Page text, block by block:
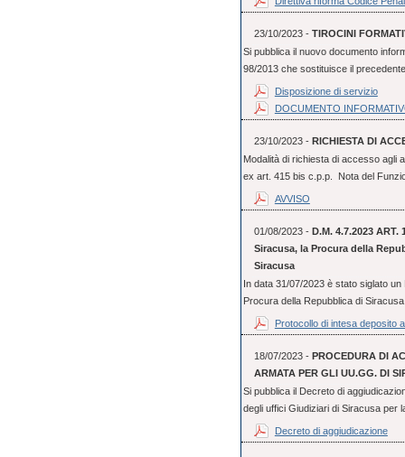
23/10/2023 - TIROCINI
Si pubblica il nuovo documento
98/2013 che sostituisce il
Disposizione di servizio
DOCUMENTO
23/10/2023 - RICHIESTA DI
Modalità di richiesta di accesso agli
ex art. 415 bis c.p.p. Nota del
AVVISO
01/08/2023 - D.M. 4.7.2023
Siracusa, la Procura della
Siracusa
In data 31/07/2023 è stato siglato
Procura della Repubblica di
Protocollo di intesa deposito
18/07/2023 - PROCEDURA DI
ARMATA PER GLI UU.GG. DI
Si pubblica il Decreto di
degli uffici Giudiziari di Siracusa per
Decreto di aggiudicazione